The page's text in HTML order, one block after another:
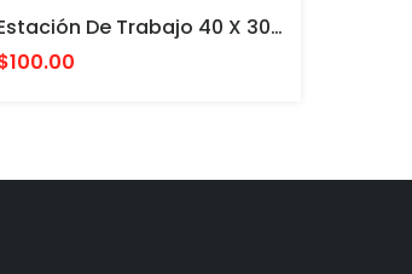
Estación De Trabajo 40 X 30 Cm Con Almacenamiento Vertical PARA PINTURAS VALLEJO Y ACCESORIOS